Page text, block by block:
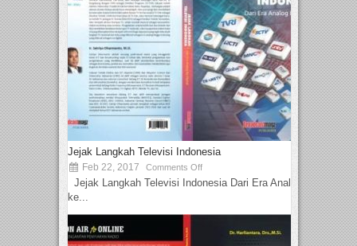
Jejak Langkah Televisi Indonesia
Feb 22, 2017 Comments Off
Jejak Langkah Televisi Indonesia Dari Era Analog
ke...